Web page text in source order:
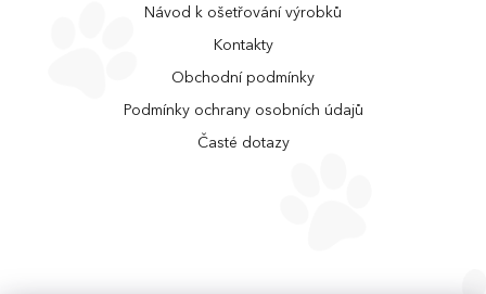
Návod k ošetřování výrobků
Kontakty
Obchodní podmínky
Podmínky ochrany osobních údajů
Časté dotazy